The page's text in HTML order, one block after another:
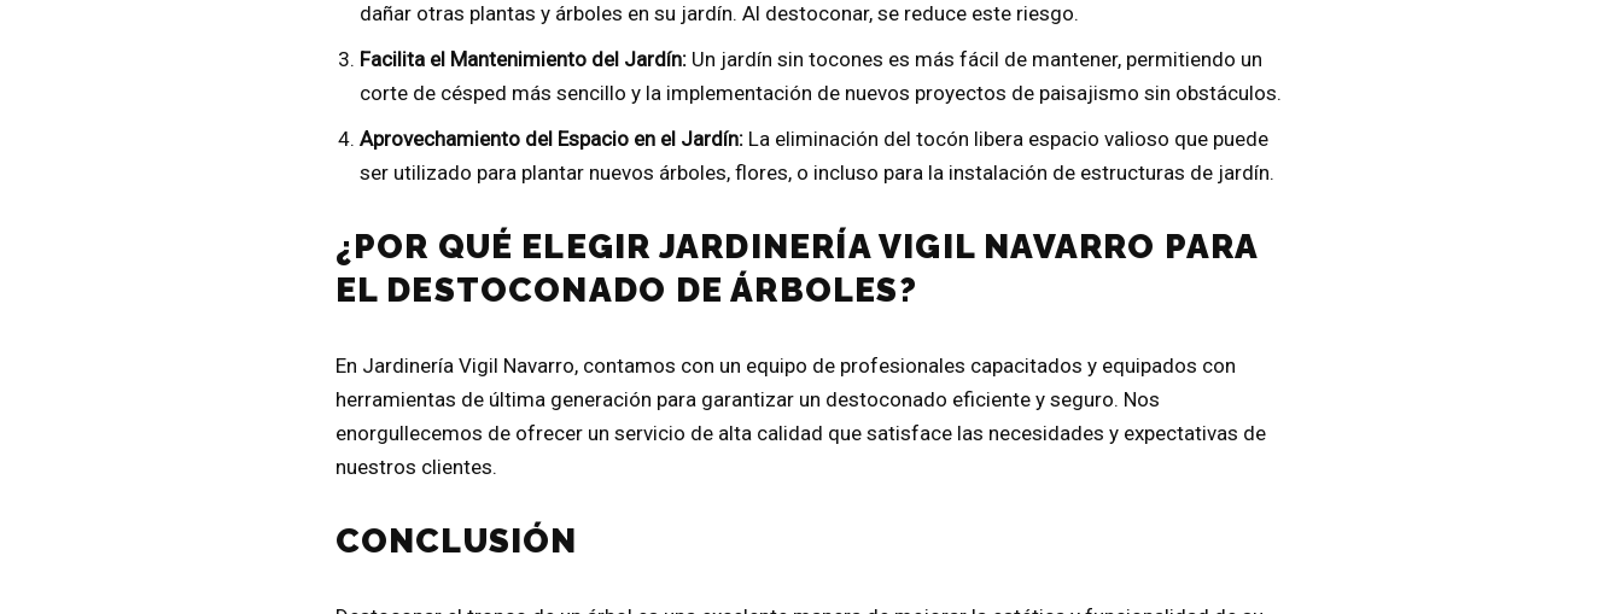
dañar otras plantas y árboles en su jardín. Al destoconar, se reduce este riesgo.
Facilita el Mantenimiento del Jardín:Un jardín sin tocones es más fácil de mantener, permitiendo un
corte de césped más sencillo y la implementación de nuevos proyectos de paisajismo sin obstáculos.
Aprovechamiento del Espacio en el Jardín:La eliminación del tocón libera espacio valioso que puede
ser utilizado para plantar nuevos árboles, flores, o incluso para la instalación de estructuras de jardín.
¿POR QUÉ ELEGIR JARDINERÍA VIGIL NAVARRO PARA
EL DESTOCONADO DE ÁRBOLES?
En Jardinería Vigil Navarro, contamos con un equipo de profesionales capacitados y equipados con
herramientas de última generación para garantizar un destoconado eficiente y seguro. Nos
enorgullecemos de ofrecer un servicio de alta calidad que satisface las necesidades y expectativas de
nuestros clientes.
CONCLUSIÓN